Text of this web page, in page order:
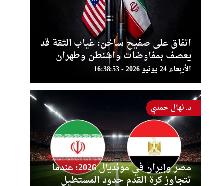
اتفاق على صفيح ساخن: غياب الثقة قد
يعصف بمفاوضات واشنطن وطهران
الأربعاء 24 يونيو 2026 - 16:38:53
مصر وإيران في مونديال 2026: عندما
تتجاوز كرة القدم حدود المستطيل
د. نهال حمدي